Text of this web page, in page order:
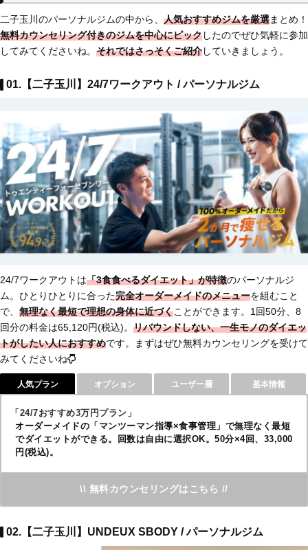
二子玉川のパーソナルジムの中から、 人気おすすめジムを厳選まとめ！
無料カウンセリング付きのジムを中心にピックしたのでぜひ気軽に参加
してみてくださいね。 それではさっそくご紹介していきましょう。
01.【二子玉川】24/7ワークアウト / パーソナルジム
24/7ワークアウトは「3食食べるダイエット」が特徴のパーソナルジ
ム。ひとりひとりに合った完全オーダーメイドのメニューを組むこと
で、 無理なく最短で理想の身体に近づくことができます。1回50分、8
回分の料金は65,120円(税込)。 リバウンドしない、一生モノのダイエッ
トがしたい人におすすめです。まずはぜひ無料カウンセリングを受けて
みてくださいね
人気プラン オプション ユーザー層 基本情報
「24/7おすすめ3万円プラン」
オーダーメイドの「マンツーマン指導×食事管理」で無理なく最短
でダイエットができる。回数は自由に選択OK。50分×4回、33,000
円(税込)。
\\ 無料カウンセリングはこちら //
02.【二子玉川】UNDEUX SBODY / パーソナルジム